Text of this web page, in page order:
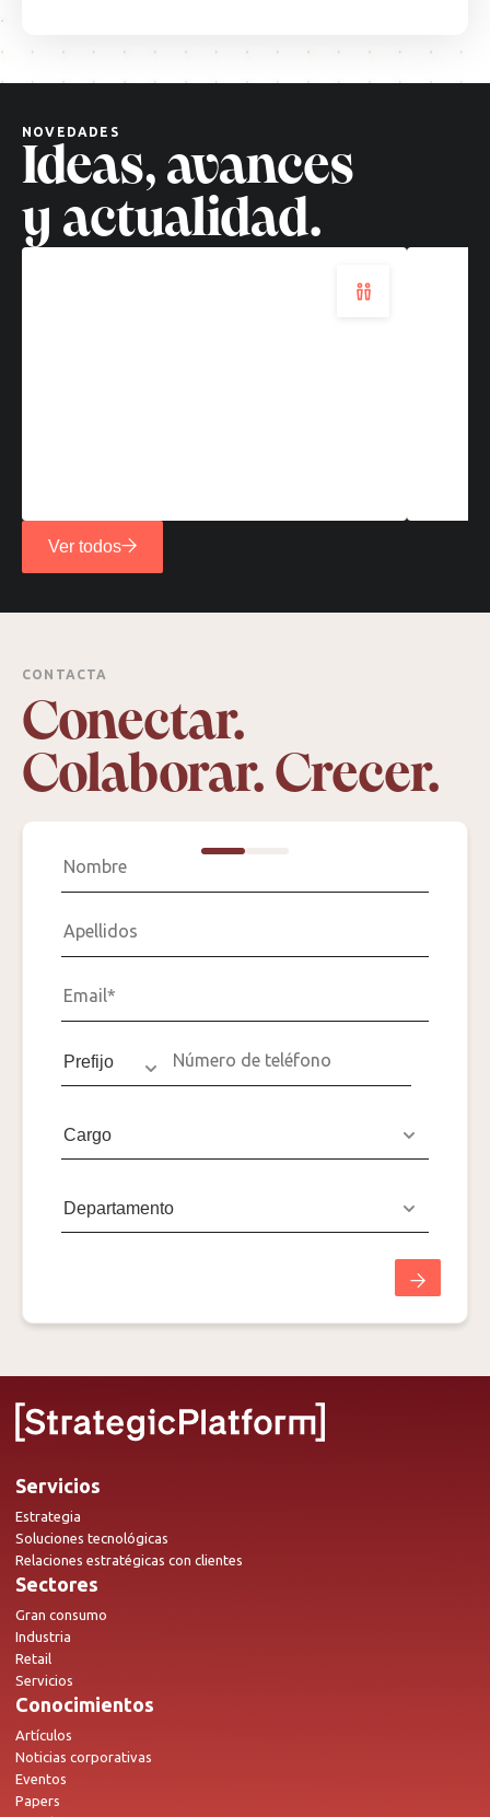
NOVEDADES
Ideas, avances
y actualidad.
un
paradigma
tecnológico
más
Ver todos
CONTACTA
Conectar.
Colaborar. Crecer.
Servicios
Estrategia
Soluciones tecnológicas
Relaciones estratégicas con clientes
Sectores
Gran consumo
Industria
Retail
Servicios
Conocimientos
Artículos
Noticias corporativas
Eventos
Papers